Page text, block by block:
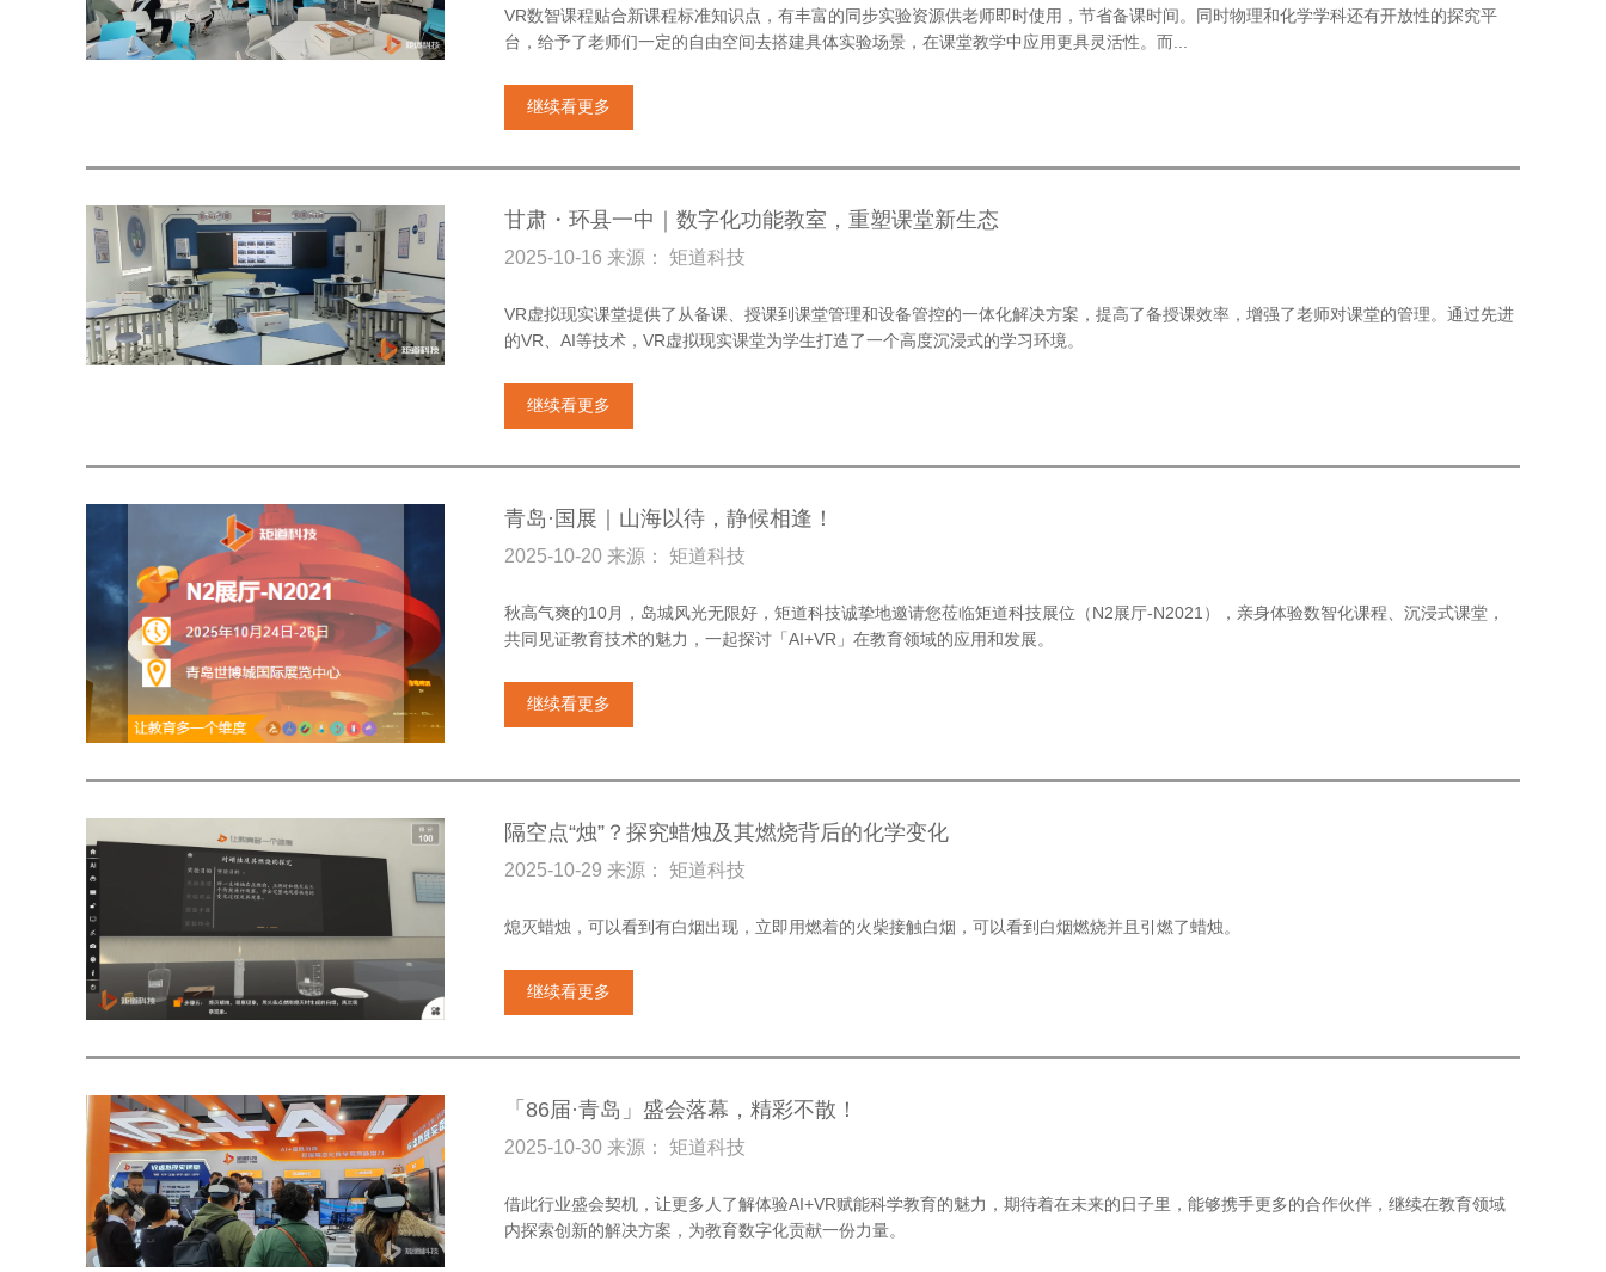
VR数智课程贴合新课程标准知识点，有丰富的同步实验资源供老师即时使用，节省备课时间。同时物理和化学学科还有开放性的探究平
台，给予了老师们一定的自由空间去搭建具体实验场景，在课堂教学中应用更具灵活性。而...
继续看更多
甘肃・环县一中｜数字化功能教室，重塑课堂新生态
2025-10-16 来源： 矩道科技
VR虚拟现实课堂提供了从备课、授课到课堂管理和设备管控的一体化解决方案，提高了备授课效率，增强了老师对课堂的管理。通过先进
的VR、AI等技术，VR虚拟现实课堂为学生打造了一个高度沉浸式的学习环境。
继续看更多
青岛·国展｜山海以待，静候相逢！
2025-10-20 来源： 矩道科技
秋高气爽的10月，岛城风光无限好，矩道科技诚挚地邀请您莅临矩道科技展位（N2展厅-N2021），亲身体验数智化课程、沉浸式课堂，
共同见证教育技术的魅力，一起探讨「AI+VR」在教育领域的应用和发展。
继续看更多
隔空点“烛”？探究蜡烛及其燃烧背后的化学变化
2025-10-29 来源： 矩道科技
熄灭蜡烛，可以看到有白烟出现，立即用燃着的火柴接触白烟，可以看到白烟燃烧并且引燃了蜡烛。
继续看更多
「86届·青岛」盛会落幕，精彩不散！
2025-10-30 来源： 矩道科技
借此行业盛会契机，让更多人了解体验AI+VR赋能科学教育的魅力，期待着在未来的日子里，能够携手更多的合作伙伴，继续在教育领域
内探索创新的解决方案，为教育数字化贡献一份力量。